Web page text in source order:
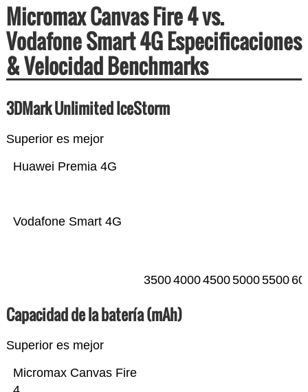
Micromax Canvas Fire 4 vs.
Vodafone Smart 4G Especificaciones
& Velocidad Benchmarks
3DMark Unlimited IceStorm
Superior es mejor
Vodafone Smart 4G
Huawei Premia 4G
35004000450050005500
Capacidad de la batería (mAh)
Superior es mejor
Micromax Canvas Fire